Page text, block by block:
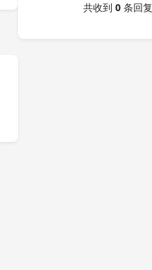
共收到 0 条回复